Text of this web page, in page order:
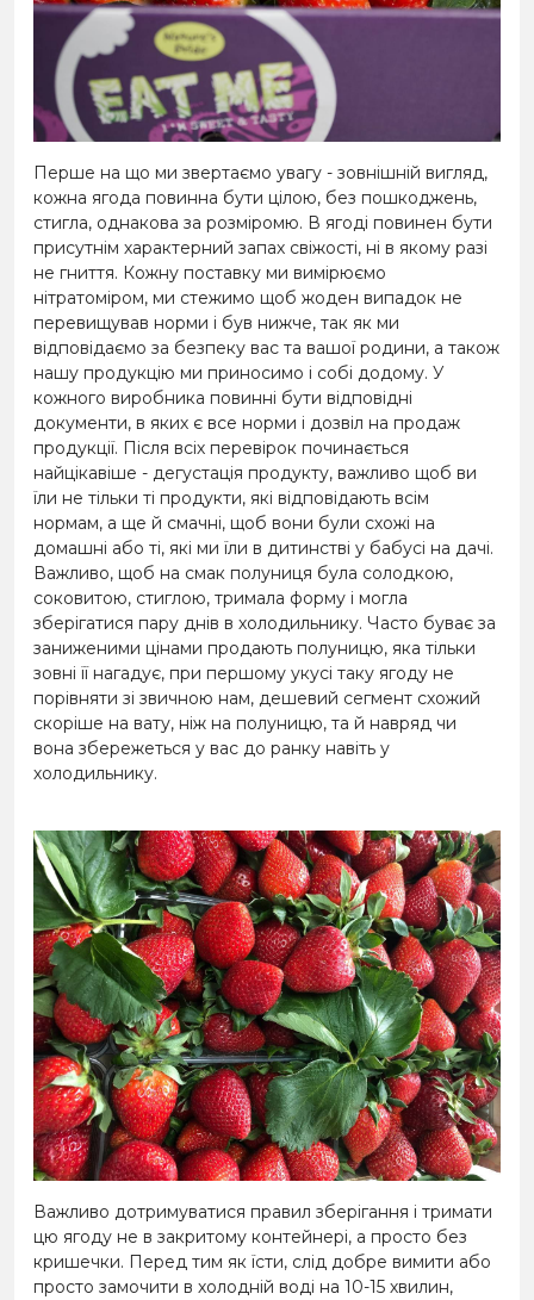
Перше на що ми звертаємо увагу - зовнішній вигляд,
кожна ягода повинна бути цілою, без пошкоджень,
стигла, однакова за розміромю. В ягоді повинен бути
присутнім характерний запах свіжості, ні в якому разі
не гниття. Кожну поставку ми вимірюємо
нітратоміром, ми стежимо щоб жоден випадок не
перевищував норми і був нижче, так як ми
відповідаємо за безпеку вас та вашої родини, а також
нашу продукцію ми приносимо і собі додому. У
кожного виробника повинні бути відповідні
документи, в яких є все норми і дозвіл на продаж
продукції. Після всіх перевірок починається
найцікавіше - дегустація продукту, важливо щоб ви
їли не тільки ті продукти, які відповідають всім
нормам, а ще й смачні, щоб вони були схожі на
домашні або ті, які ми їли в дитинстві у бабусі на дачі.
Важливо, щоб на смак полуниця була солодкою,
соковитою, стиглою, тримала форму і могла
зберігатися пару днів в холодильнику. Часто буває за
заниженими цінами продають полуницю, яка тільки
зовні її нагадує, при першому укусі таку ягоду не
порівняти зі звичною нам, дешевий сегмент схожий
скоріше на вату, ніж на полуницю, та й навряд чи
вона збережеться у вас до ранку навіть у
холодильнику.
Важливо дотримуватися правил зберігання і тримати
цю ягоду не в закритому контейнері, а просто без
кришечки. Перед тим як їсти, слід добре вимити або
просто замочити в холодній воді на 10-15 хвилин,